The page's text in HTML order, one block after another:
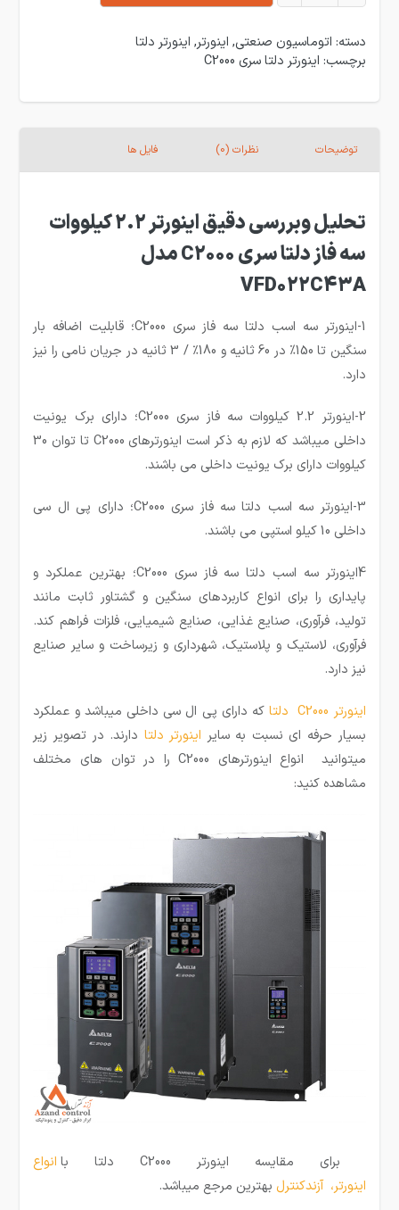
دسته: اتوماسیون صنعتی, اینورتر, اینورتر دلتا
برچسب: اینورتر دلتا سری C2000
توضیحات نظرات (0) فایل ها
تحلیل وبررسی دقیق اینورتر 2.2 کیلووات
سه فاز دلتا سری C2000 مدل
VFD022C43A
1-اینورتر سه اسب دلتا سه فاز سری C2000؛ قابلیت اضافه بار
سنگین تا 150% در 60 ثانیه و 180٪ / 3 ثانیه در جریان نامی را نیز
دارد.
2-اینورتر 2.2 کیلووات سه فاز سری C2000؛ دارای برک یونیت
داخلی میباشد که لازم به ذکر است اینورترهای C2000 تا توان 30
کیلووات دارای برک یونیت داخلی می باشند.
3-اینورتر سه اسب دلتا سه فاز سری C2000؛ دارای پی ال سی
داخلی 10 کیلو استپی می باشند.
4اینورتر سه اسب دلتا سه فاز سری C2000؛ بهترین عملکرد و
پایداری را برای انواع کاربردهای سنگین و گشتاور ثابت مانند
تولید، فرآوری، صنایع غذایی، صنایع شیمیایی، فلزات فراهم کند.
فرآوری، لاستیک و پلاستیک، شهرداری و زیرساخت و سایر صنایع
نیز دارد.
اینورتر C2000 دلتا
که دارای پی ال سی داخلی میباشد و عملکرد
بسیار حرفه ای نسبت به سایر اینورتر دلتا دارند. در تصویر زیر
میتوانید انواع اینورترهای C2000 را در توان های مختلف
مشاهده کنید:
برای مقایسه اینورتر C2000 دلتا با
انواع
اینورتر،آزندکنترل بهترین مرجع میباشد.